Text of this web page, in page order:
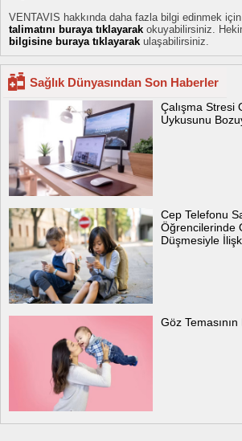
VENTAVIS hakkında daha fazla bilgi edinmek için
talimatını buraya tıklayarak okuyabilirsiniz.
bilgisine buraya tıklayarak ulaşabilirsiniz.
Sağlık Dünyasından Son Haberler
Çalışma Stresi
Uykusunu
Cep Telefonu
Öğrencilerinde
Düşmesiyle
Göz